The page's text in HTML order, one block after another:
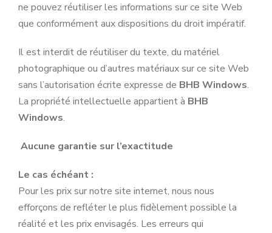
ne pouvez réutiliser les informations sur ce site Web
que conformément aux dispositions du droit impératif.
Il est interdit de réutiliser du texte, du matériel
photographique ou d’autres matériaux sur ce site Web
sans l’autorisation écrite expresse de BHB Windows.
La propriété intellectuelle appartient à BHB
Windows.
Aucune garantie sur l’exactitude
Le cas échéant :
Pour les prix sur notre site internet, nous nous
efforçons de refléter le plus fidèlement possible la
réalité et les prix envisagés. Les erreurs qui